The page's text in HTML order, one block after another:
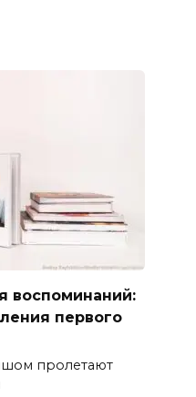
воспоминаний:
первого
пролетают